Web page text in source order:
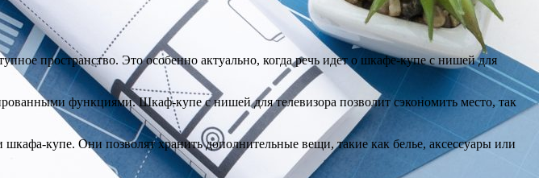
пространство. Это особенно актуально, когда речь идет о шкафе-купе с нишей для
функциями. Шкаф-купе с нишей для телевизора позволит сэкономить место, так
купе. Они позволят хранить дополнительные вещи, такие как белье, аксессуары или